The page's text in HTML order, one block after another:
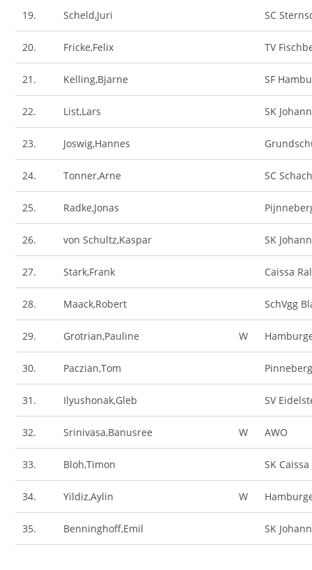
19. Scheld,Juri SC
20. Fricke,Felix TV
21. Kelling,Bjarne SF
22. List,Lars SK
23. Joswig,Hannes
24. Tonner,Arne SC
25. Radke,Jonas
26. von Schultz,Kaspar SK
27. Stark,Frank Caissa
28. Maack,Robert SchVgg
29. Grotrian,Pauline W
30. Paczian,Tom
31. Ilyushonak,Gleb SV
32. Srinivasa,Banusree W AWO
33. Bloh,Timon SK
34. Yildiz,Aylin W
35. Benninghoff,Emil SK